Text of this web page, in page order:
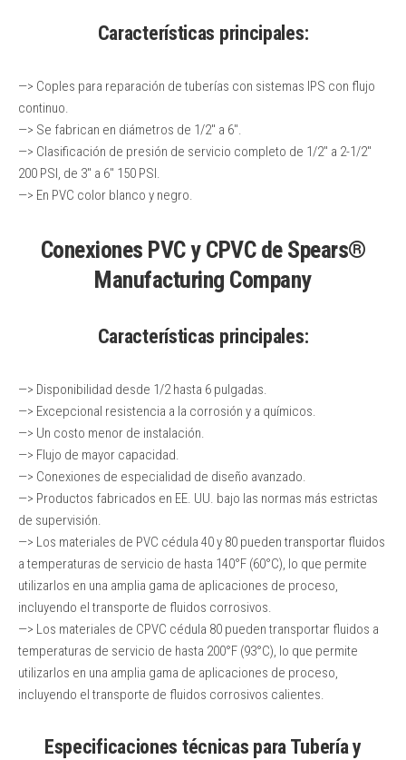
Características principales:
—> Coples para reparación de tuberías con sistemas IPS con flujo
continuo.
—> Se fabrican en diámetros de 1/2″ a 6″.
—> Clasificación de presión de servicio completo de 1/2″ a 2-1/2″
200 PSI, de 3″ a 6″ 150 PSI.
—> En PVC color blanco y negro.
Conexiones PVC y CPVCde Spears®
Manufacturing Company
Características principales:
—> Disponibilidad desde 1/2 hasta 6 pulgadas.
—> Excepcional resistencia a la corrosión y a químicos.
—> Un costo menor de instalación.
—> Flujo de mayor capacidad.
—> Conexiones de especialidad de diseño avanzado.
—> Productos fabricados en EE. UU. bajo las normas más estrictas
de supervisión.
—> Los materiales de PVC cédula 40 y 80 pueden transportar fluidos
a temperaturas de servicio de hasta 140°F (60°C), lo que permite
utilizarlos en una amplia gama de aplicaciones de proceso,
incluyendo el transporte de fluidos corrosivos.
—> Los materiales de CPVC cédula 80 pueden transportar fluidos a
temperaturas de servicio de hasta 200°F (93°C), lo que permite
utilizarlos en una amplia gama de aplicaciones de proceso,
incluyendo el transporte de fluidos corrosivos calientes.
Especificaciones técnicas para Tubería y